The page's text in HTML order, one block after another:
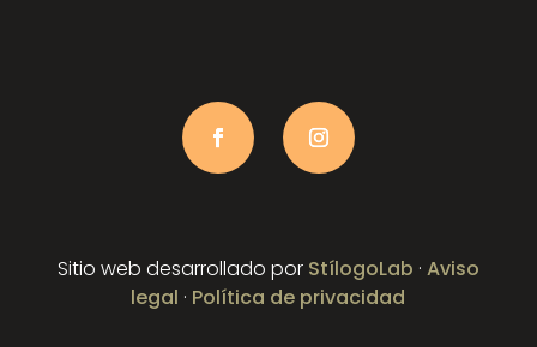
Sitio web desarrollado por StílogoLab · Aviso
legal · Política de privacidad